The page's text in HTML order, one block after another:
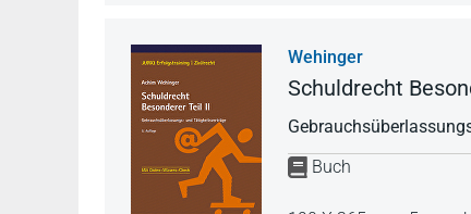
Wehinger
Schuldrecht
Buch